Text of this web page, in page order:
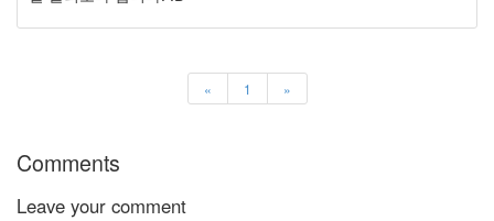
« 1 »
Comments
Leave your comment
BASMAN
BLB-
트
by